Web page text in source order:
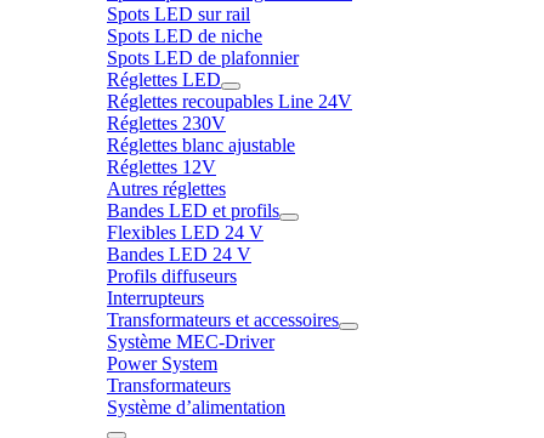
Spots LED sur rail
Spots LED de niche
Spots LED de plafonnier
Réglettes LED
Réglettes recoupables Line 24V
Réglettes 230V
Réglettes blanc ajustable
Réglettes 12V
Autres réglettes
Bandes LED et profils
Flexibles LED 24 V
Bandes LED 24 V
Profils diffuseurs
Interrupteurs
Transformateurs et accessoires
Système MEC-Driver
Power System
Transformateurs
Système d’alimentation